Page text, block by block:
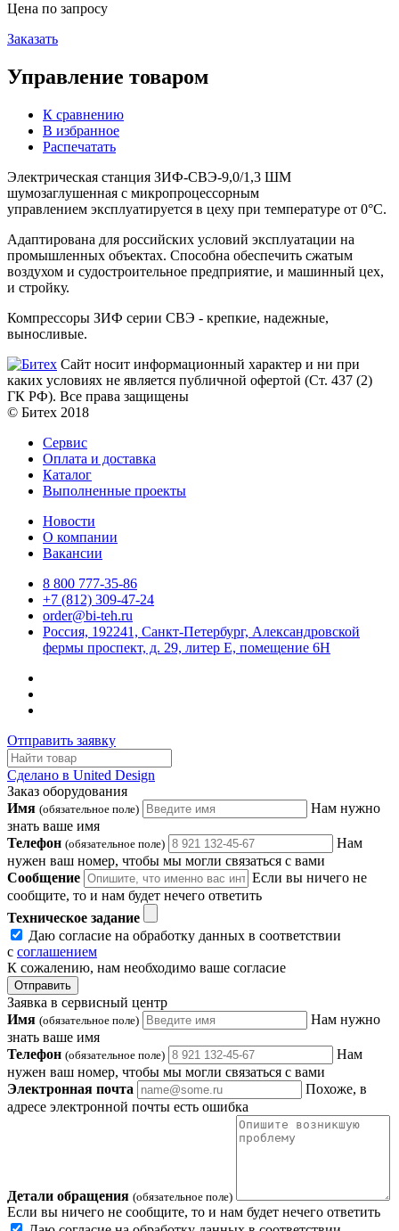
Цена по запросу
Заказать
Управление товаром
К сравнению
В избранное
Распечатать
Электрическая станция ЗИФ-СВЭ-9,0/1,3 ШМ
шумозаглушенная с микропроцессорным
управлением эксплуатируется в цеху при температуре от 0°С.
Адаптирована для российских условий эксплуатации на
промышленных объектах. Способна обеспечить сжатым
воздухом и судостроительное предприятие, и машинный цех,
и стройку.
Компрессоры ЗИФ серии СВЭ - крепкие, надежные,
выносливые.
Сайт носит информационный характер и ни при
каких условиях не является публичной офертой (Ст. 437 (2)
ГК РФ). Все права защищены
© Битех 2018
Сервис
Оплата и доставка
Каталог
Выполненные проекты
Новости
О компании
Вакансии
8 800 777-35-86
+7 (812) 309-47-24
order@bi-teh.ru
Россия, 192241, Санкт-Петербург, Александровской
фермы проспект, д. 29, литер Е, помещение 6Н
Отправить заявку
Сделано в United Design
Заказ оборудования
Имя (обязательное поле)
Нам нужно
знать ваше имя
Телефон (обязательное поле)
Нам
нужен ваш номер, чтобы мы могли связаться с вами
Сообщение
Если вы ничего не
сообщите, то и нам будет нечего ответить
Техническое задание
Даю согласие на обработку данных в соответствии
с соглашением
К сожалению, нам необходимо ваше согласие
Отправить
Заявка в сервисный центр
Имя (обязательное поле)
Нам нужно
знать ваше имя
Телефон (обязательное поле)
Нам
нужен ваш номер, чтобы мы могли связаться с вами
Электронная почта
Похоже, в
адресе электронной почты есть ошибка
Детали обращения (обязательное поле)
Если вы ничего не сообщите, то и нам будет нечего ответить